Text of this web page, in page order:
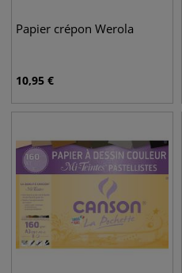
Papier crépon Werola
10,95 €